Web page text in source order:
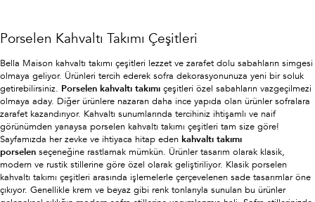
Porselen Kahvaltı Takımı Çeşitleri
Bella Maison kahvaltı takımı çeşitleri lezzet ve zarafet dolu sabahların simgesi
olmaya geliyor. Ürünleri tercih ederek sofra dekorasyonunuza yeni bir soluk
getirebilirsiniz. Porselen kahvaltı takımı çeşitleri özel sabahların vazgeçilmezi
olmaya aday. Diğer ürünlere nazaran daha ince yapıda olan ürünler sofralara
zarafet kazandırıyor. Kahvaltı sunumlarında tercihiniz ihtişamlı ve naif
görünümden yanaysa porselen kahvaltı takımı çeşitleri tam size göre!
Sayfamızda her zevke ve ihtiyaca hitap eden kahvaltı takımı
porselen seçeneğine rastlamak mümkün. Ürünler tasarım olarak klasik,
modern ve rustik stillerine göre özel olarak geliştiriliyor. Klasik porselen
kahvaltı takımı çeşitleri arasında işlemelerle çerçevelenen sade tasarımlar öne
çıkıyor. Genellikle krem ve beyaz gibi renk tonlarıyla sunulan bu ürünler